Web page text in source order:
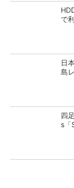
で
日
島
四
s「